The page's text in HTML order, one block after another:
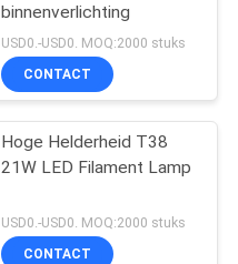
binnenverlichting
USD0.-USD0. MOQ:2000 stuks
CONTACT
Hoge Helderheid T38
21W LED Filament Lamp
USD0.-USD0. MOQ:2000 stuks
CONTACT